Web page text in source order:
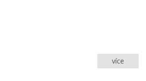
více
2023